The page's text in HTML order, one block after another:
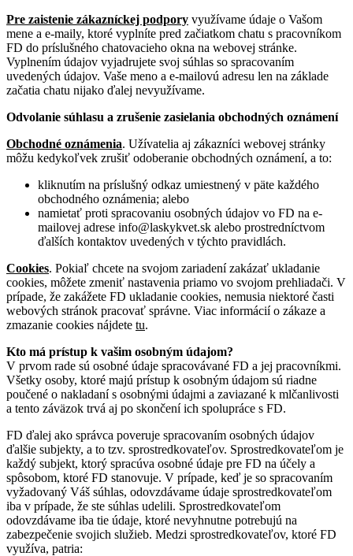
Pre zaistenie zákazníckej podpory využívame údaje o Vašom
mene a e-maily, ktoré vyplníte pred začiatkom chatu s pracovníkom
FD do príslušného chatovacieho okna na webovej stránke.
Vyplnením údajov vyjadrujete svoj súhlas so spracovaním
uvedených údajov. Vaše meno a e-mailovú adresu len na základe
začatia chatu nijako ďalej nevyužívame.
Odvolanie súhlasu a zrušenie zasielania obchodných oznámení
Obchodné oznámenia. Užívatelia aj zákazníci webovej stránky
môžu kedykoľvek zrušiť odoberanie obchodných oznámení, a to:
kliknutím na príslušný odkaz umiestnený v päte každého
obchodného oznámenia; alebo
namietať proti spracovaniu osobných údajov vo FD na e-
mailovej adrese info@laskykvet.sk alebo prostredníctvom
ďalších kontaktov uvedených v týchto pravidlách.
Cookies. Pokiaľ chcete na svojom zariadení zakázať ukladanie
cookies, môžete zmeniť nastavenia priamo vo svojom prehliadači. V
prípade, že zakážete FD ukladanie cookies, nemusia niektoré časti
webových stránok pracovať správne. Viac informácií o zákaze a
zmazanie cookies nájdete tu.
Kto má prístup k vašim osobným údajom?
V prvom rade sú osobné údaje spracovávané FD a jej pracovníkmi.
Všetky osoby, ktoré majú prístup k osobným údajom sú riadne
poučené o nakladaní s osobnými údajmi a zaviazané k mlčanlivosti
a tento záväzok trvá aj po skončení ich spolupráce s FD.
FD ďalej ako správca poveruje spracovaním osobných údajov
ďalšie subjekty, a to tzv. sprostredkovateľov. Sprostredkovateľom je
každý subjekt, ktorý spracúva osobné údaje pre FD na účely a
spôsobom, ktoré FD stanovuje. V prípade, keď je so spracovaním
vyžadovaný Váš súhlas, odovzdávame údaje sprostredkovateľom
iba v prípade, že ste súhlas udelili. Sprostredkovateľom
odovzdávame iba tie údaje, ktoré nevyhnutne potrebujú na
zabezpečenie svojich služieb. Medzi sprostredkovateľov, ktoré FD
využíva, patria: